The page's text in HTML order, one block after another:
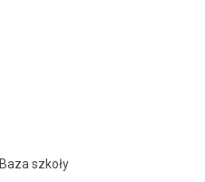
Baza szkoły